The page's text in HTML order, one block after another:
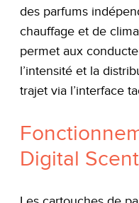
des parfums
chauffage et de
permet aux
l’intensité et la
trajet via l’interface
Digital